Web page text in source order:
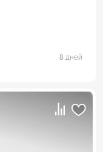
8 дней